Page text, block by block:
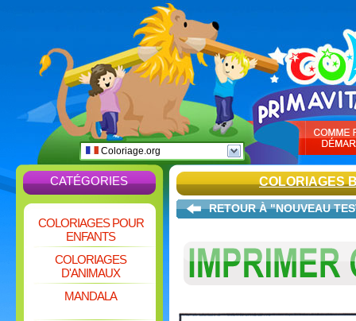
Coloriage.org
CATÉGORIES
COLORIAGES POUR
ENFANTS
COLORIAGES
D'ANIMAUX
MANDALA
COLORIAGES
RETOUR À "NOUVEAU